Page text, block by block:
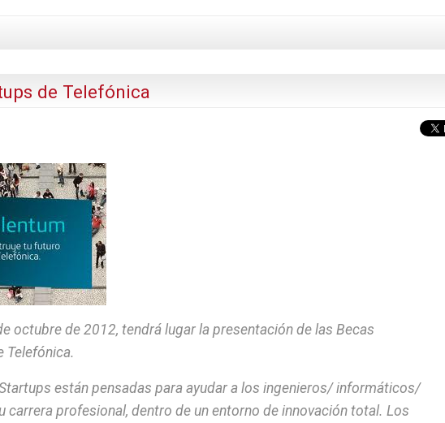
de Telefónica
octubre de 2012, tendrá lugar la presentación de las Becas
Telefónica.
están pensadas para ayudar a los ingenieros/ informáticos/
carrera profesional, dentro de un entorno de innovación total. Los